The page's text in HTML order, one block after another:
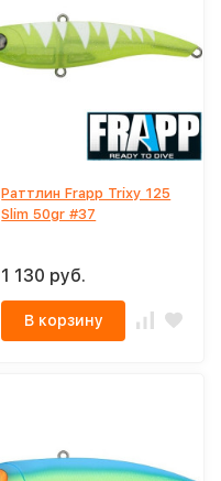
Раттлин Frapp Trixy 125
Slim 50gr #37
1 130 руб.
В корзину